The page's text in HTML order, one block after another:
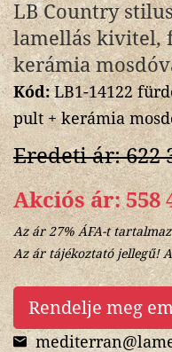
LB Country
lamellás kivitel,
kerámia
Kód:LB1-14122
pult + kerámia
Eredeti ár: 622
Akciós ár: 558
Az ár 27% ÁFA-t tartalmaz
Az ár tájékoztató jellegű!
Rendelje meg